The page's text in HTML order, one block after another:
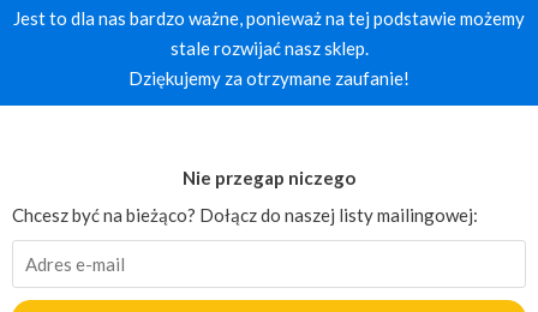
Jest to dla nas bardzo ważne, ponieważ na tej podstawie możemy
stale rozwijać nasz sklep.
Dziękujemy za otrzymane zaufanie!
Nie przegap niczego
Chcesz być na bieżąco? Dołącz do naszej listy mailingowej: